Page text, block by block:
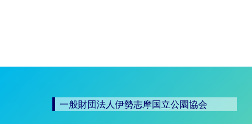
一般財団法人伊勢志摩国立公園協会